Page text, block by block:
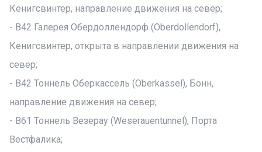
Кенигсвинтер, направление движения на север;
- B42 Галерея Обердоллендорф (Oberdollendorf),
Кенигсвинтер, открыта в направлении движения на
север;
- B42 Тоннель Оберкассель (Oberkassel), Бонн,
направление движения на север;
- B61 Тоннель Везерау (Weserauentunnel), Порта
Вестфалика;